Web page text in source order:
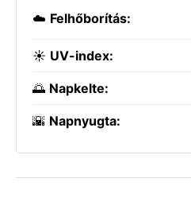
☁️ Felhőborítás:
☀️ UV-index:
🌅 Napkelte:
🌇 Napnyugta: